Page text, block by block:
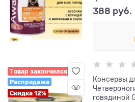
388 руб.
Товар закончился
Распродажа
Скидка 12%
Консервы
говядиной